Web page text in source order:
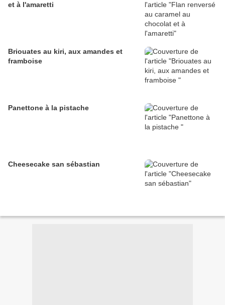
et à l'amaretti
Briouates au kiri, aux amandes et
framboise
Panettone à la pistache
Cheesecake san sébastian